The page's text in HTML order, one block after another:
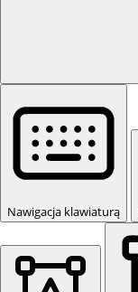
Nawigacja klawiaturą